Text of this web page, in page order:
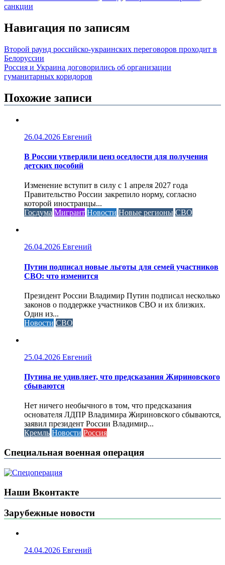
санкции
Навигация по записям
Второй раунд российско-украинских переговоров проходит в
Белоруссии
Россия и Украина договорились об организации
гуманитарных коридоров
Похожие записи
26.04.2026 Евгений
В России утвердили ценз оседлости для получения
детских пособий
Изменение вступит в силу с 1 апреля 2027 года
Правительство России закрепило норму, согласно
которой иностранцы...
Госдума Мигрант Новости Новые регионы СВО
26.04.2026 Евгений
Путин подписал новые льготы для семей участников
СВО: что изменится
Президент России Владимир Путин подписал несколько
законов о поддержке участников СВО и их близких.
Один из...
Новости СВО
25.04.2026 Евгений
Путина не удивляет, что предсказания Жириновского
сбываются
Нет ничего необычного в том, что предсказания
основателя ЛДПР Владимира Жириновского сбываются,
заявил президент России Владимир...
Кремль Новости Россия
Специальная военная операция
Наши Вконтакте
Зарубежные новости
24.04.2026 Евгений